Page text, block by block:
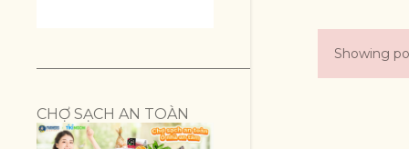
PShowing
CHỢ SẠCH AN TOÀN